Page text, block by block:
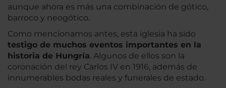
aunque ahora es más una combinación de gótico,
barroco y neogótico.
Como mencionamos antes, esta iglesia ha sido
testigo de muchos eventos importantes en la
historia de Hungría. Algunos de ellos son la
coronación del rey Carlos IV en 1916, además de
innumerables bodas reales y funerales de estado.